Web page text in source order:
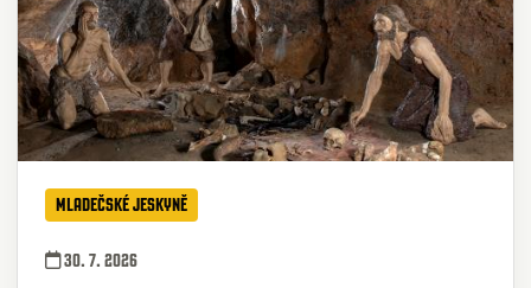
MLADEČSKÉ JESKYNĚ
30. 7. 2026